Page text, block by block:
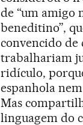
de “um amigo
beneditino”,
convencido de
trabalhariam
ridículo,
espanhola
Mas
linguagem do